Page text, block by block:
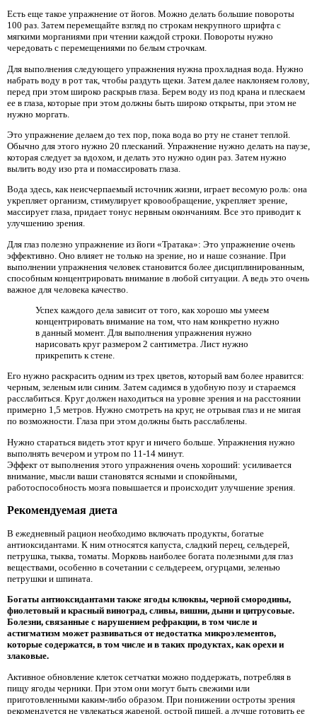
Есть еще такое упражнение от йогов. Можно делать большие повороты
100 раз. Затем перемещайте взгляд по строкам некрупного шрифта с
мягкими морганиями при чтении каждой строки. Повороты нужно
чередовать с перемещениями по белым строчкам.
Для выполнения следующего упражнения нужна прохладная вода. Нужно
набрать воду в рот так, чтобы раздуть щеки. Затем далее наклоняем голову,
перед при этом широко раскрыв глаза. Берем воду из под крана и плескаем
ее в глаза, которые при этом должны быть широко открыты, при этом не
нужно моргать.
Это упражнение делаем до тех пор, пока вода во рту не станет теплой.
Обычно для этого нужно 20 плесканий. Упражнение нужно делать на паузе,
которая следует за вдохом, и делать это нужно один раз. Затем нужно
вылить воду изо рта и помассировать глаза.
Вода здесь, как неисчерпаемый источник жизни, играет весомую роль: она
укрепляет организм, стимулирует кровообращение, укрепляет зрение,
массирует глаза, придает тонус нервным окончаниям. Все это приводит к
улучшению зрения.
Для глаз полезно упражнение из йоги «Тратака»: Это упражнение очень
эффективно. Оно влияет не только на зрение, но и наше сознание. При
выполнении упражнения человек становится более дисциплинированным,
способным концентрировать внимание в любой ситуации. А ведь это очень
важное для человека качество.
Успех каждого дела зависит от того, как хорошо мы умеем
концентрировать внимание на том, что нам конкретно нужно
в данный момент. Для выполнения упражнения нужно
нарисовать круг размером 2 сантиметра. Лист нужно
прикрепить к стене.
Его нужно раскрасить одним из трех цветов, который вам более нравится:
черным, зеленым или синим. Затем садимся в удобную позу и стараемся
расслабиться. Круг должен находиться на уровне зрения и на расстоянии
примерно 1,5 метров. Нужно смотреть на круг, не отрывая глаз и не мигая
по возможности. Глаза при этом должны быть расслаблены.
Нужно стараться видеть этот круг и ничего больше. Упражнения нужно
выполнять вечером и утром по 11-14 минут.
Эффект от выполнения этого упражнения очень хороший: усиливается
внимание, мысли ваши становятся ясными и спокойными,
работоспособность мозга повышается и происходит улучшение зрения.
Рекомендуемая диета
В ежедневный рацион необходимо включать продукты, богатые
антиоксидантами. К ним относятся капуста, сладкий перец, сельдерей,
петрушка, тыква, томаты. Морковь наиболее богата полезными для глаз
веществами, особенно в сочетании с сельдереем, огурцами, зеленью
петрушки и шпината.
Богаты антиоксидантами также ягоды клюквы, черной смородины,
фиолетовый и красный виноград, сливы, вишни, дыни и цитрусовые.
Болезни, связанные с нарушением рефракции, в том числе и
астигматизм может развиваться от недостатка микроэлементов,
которые содержатся, в том числе и в таких продуктах, как орехи и
злаковые.
Активное обновление клеток сетчатки можно поддержать, потребляя в
пищу ягоды черники. При этом они могут быть свежими или
приготовленными каким-либо образом. При понижении остроты зрения
рекомендуется не увлекаться жареной, острой пищей, а лучше готовить ее